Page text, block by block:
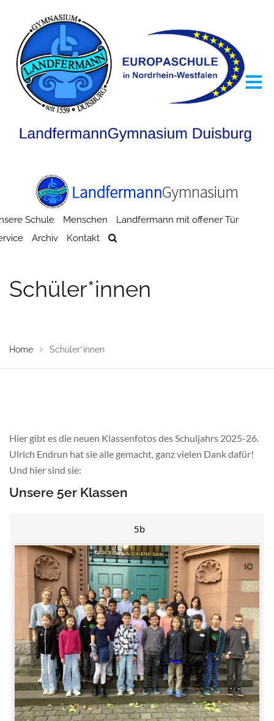
Schule Menschen
Landfermann mit offener Tür
Archiv Kontakt
Schüler*innen
Home Schüler*innen
Hier gibt es die neuen Klassenfotos des Schuljahrs 2025-26.
Ulrich Endrun hat sie alle gemacht, ganz vielen Dank dafür!
Und hier sind sie:
Unsere 5er Klassen
5b